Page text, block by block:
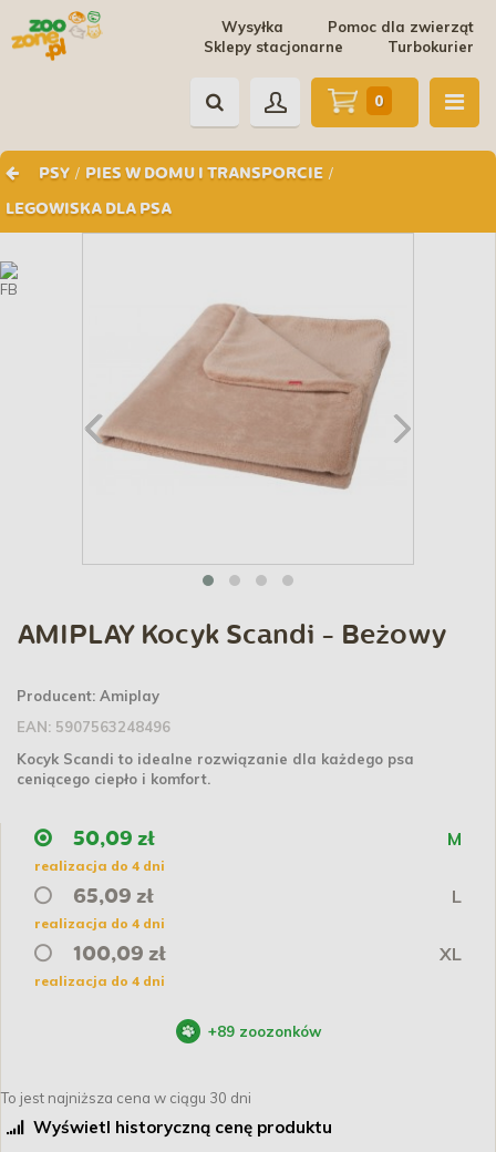
Pomoc dla zwierząt
Wysyłka
Turbokurier
Sklepy stacjonarne
PSY / PIES W DOMU I TRANSPORCIE /
LEGOWISKA DLA PSA
0
AMIPLAY Kocyk Scandi - Beżowy
Producent: Amiplay
EAN: 5907563248496
Kocyk Scandi to idealne rozwiązanie dla każdego psa
ceniącego ciepło i komfort.
50,09 zł M
realizacja do 4 dni
65,09 zł L
realizacja do 4 dni
100,09 zł XL
realizacja do 4 dni
+89 zoozonków
To jest najniższa cena w ciągu 30 dni
Wyświetl historyczną cenę produktu